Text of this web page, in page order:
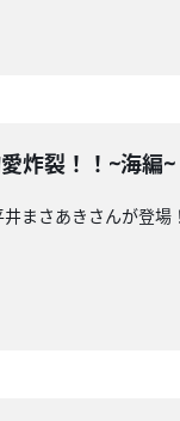
炸裂！！~海編
まさあきさんが登